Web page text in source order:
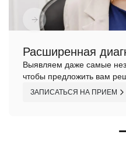
Расширенная
Выявляем даже самые
чтобы предложить вам
ЗАПИСАТЬСЯ НА ПРИЕМ